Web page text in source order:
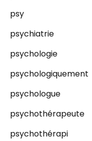
psy
psychiatrie
psychologie
psychologiquement
psychologue
psychothérapeute
psychothérapi